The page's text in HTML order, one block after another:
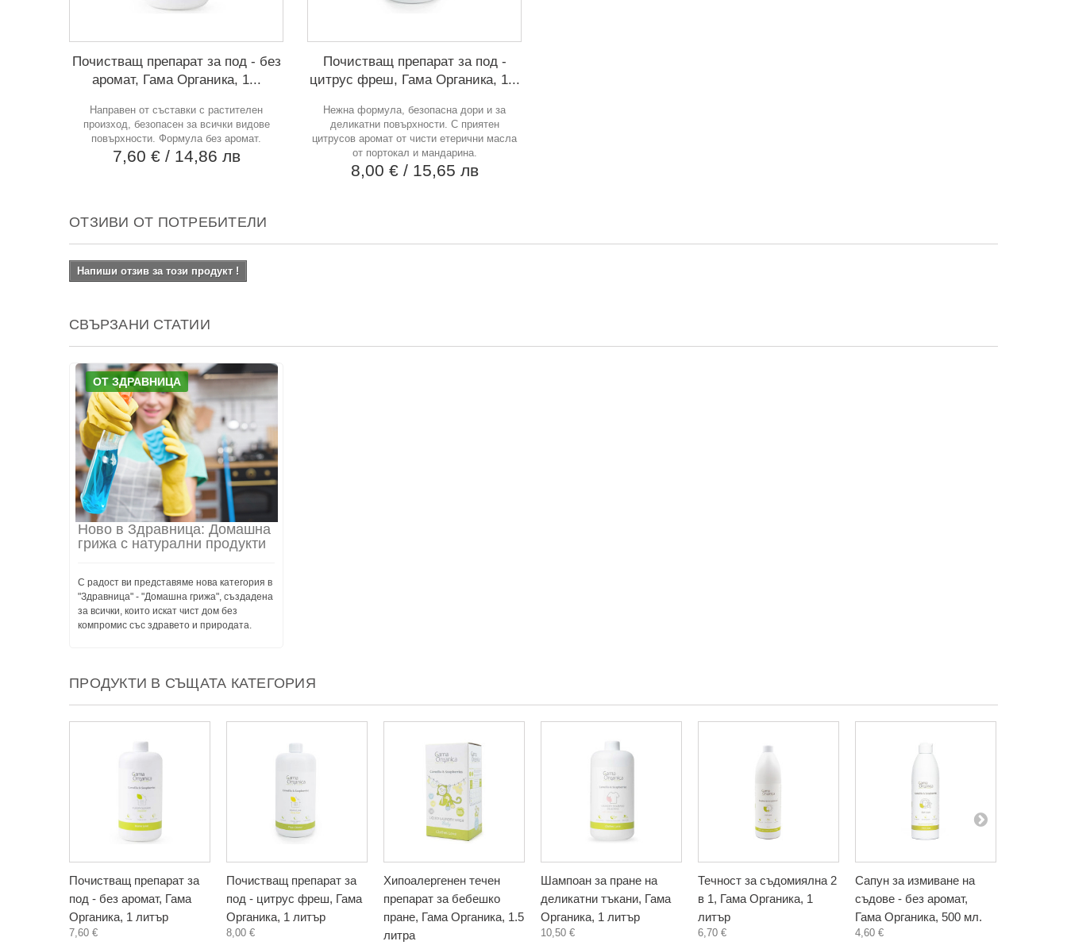
Почистващ препарат за под - без
аромат, Гама Органика, 1...
Направен от съставки с растителен
произход, безопасен за всички видове
повърхности. Формула без аромат.
7,60 € / 14,86 лв
Почистващ препарат за под -
цитрус фреш, Гама Органика, 1...
Нежна формула, безопасна дори и за
деликатни повърхности. С приятен
цитрусов аромат от чисти етерични масла
от портокал и мандарина.
8,00 € / 15,65 лв
ОТЗИВИ ОТ ПОТРЕБИТЕЛИ
Напиши отзив за този продукт !
СВЪРЗАНИ СТАТИИ
ОТ ЗДРАВНИЦА
Ново в Здравница: Домашна
грижа с натурални продукти
С радост ви представяме нова категория в
"Здравница" - "Домашна грижа", създадена
за всички, които искат чист дом без
компромис със здравето и природата.
ПРОДУКТИ В СЪЩАТА КАТЕГОРИЯ
Почистващ препарат за
под - без аромат, Гама
Органика, 1 литър
7,60 €
Почистващ препарат за
под - цитрус фреш, Гама
Органика, 1 литър
8,00 €
Хипоалергенен течен
препарат за бебешко
пране, Гама Органика, 1.5
литра
Шампоан за пране на
деликатни тъкани, Гама
Органика, 1 литър
10,50 €
Течност за съдомиялна 2
в 1, Гама Органика, 1
литър
6,70 €
Сапун за измиване на
съдове - без аромат,
Гама Органика, 500 мл.
4,60 €